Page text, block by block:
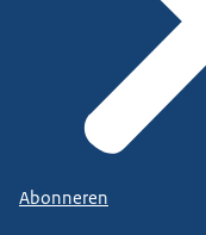
Abonneren